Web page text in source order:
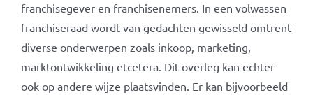
franchisegever en franchisenemers. In een volwassen
franchiseraad wordt van gedachten gewisseld omtrent
diverse onderwerpen zoals inkoop, marketing,
marktontwikkeling etcetera. Dit overleg kan echter
ook op andere wijze plaatsvinden. Er kan bijvoorbeeld